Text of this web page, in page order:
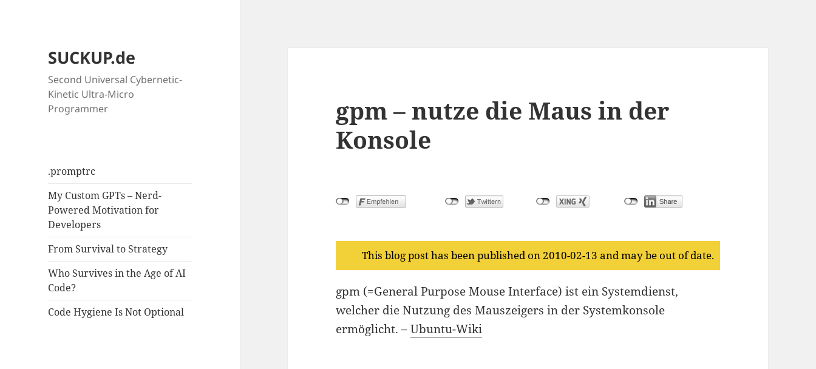
SUCKUP.de
Second Universal Cybernetic-
Kinetic Ultra-Micro
Programmer
.promptrc
My Custom GPTs – Nerd-
Powered Motivation for
Developers
From Survival to Strategy
Who Survives in the Age of AI
Code?
Code Hygiene Is Not Optional
gpm – nutze die Maus in der
Konsole
This blog post has been published on 2010-02-13 and may be out of date.
gpm (=General Purpose Mouse Interface) ist ein Systemdienst,
welcher die Nutzung des Mauszeigers in der Systemkonsole
ermöglicht. –Ubuntu-Wiki